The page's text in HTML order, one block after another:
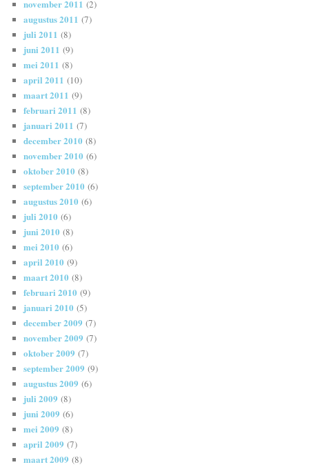
november 2011 (2)
augustus 2011 (7)
juli 2011 (8)
juni 2011 (9)
mei 2011 (8)
april 2011 (10)
maart 2011 (9)
februari 2011 (8)
januari 2011 (7)
december 2010 (8)
november 2010 (6)
oktober 2010 (8)
september 2010 (6)
augustus 2010 (6)
juli 2010 (6)
juni 2010 (8)
mei 2010 (6)
april 2010 (9)
maart 2010 (8)
februari 2010 (9)
januari 2010 (5)
december 2009 (7)
november 2009 (7)
oktober 2009 (7)
september 2009 (9)
augustus 2009 (6)
juli 2009 (8)
juni 2009 (6)
mei 2009 (8)
april 2009 (7)
maart 2009 (8)